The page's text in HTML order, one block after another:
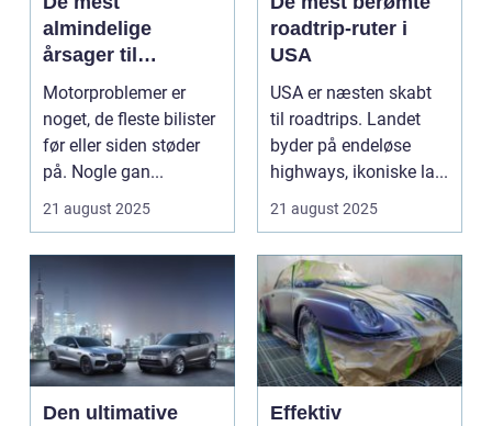
almindelige
årsager til
motorproblemer
Motorproblemer er
noget, de fleste bilister
før eller siden støder
på. Nogle gan...
21 august 2025
roadtrip-ruter i
USA
USA er næsten skabt
til roadtrips. Landet
byder på endeløse
highways, ikoniske la...
21 august 2025
Den ultimative
Effektiv